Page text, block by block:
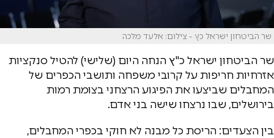
שר הביטחון ישראל כץ - צילום: אלעד מלכה
שר הביטחון ישראל כ"ץ הנחה היום (שלישי) להטיל סנקציות
אזרחיות חריפות על קרובי משפחה ותושבי הכפרים של
המחבלים שביצעו את הפיגוע הרצחני בצומת רמות
בירושלים, שבו נרצחו שישה בני אדם.
בין הצעדים: הריסת כל מבנה לא חוקי בכפרי המחבלים,